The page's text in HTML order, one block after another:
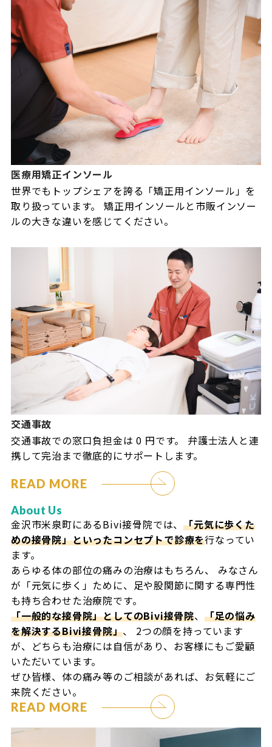
医療用矯正インソール
世界でもトップシェアを誇る「矯正用インソール」を
取り扱っています。 矯正用インソールと市販インソー
ルの大きな違いを感じてください。
交通事故
交通事故での窓口負担金は 0 円です。 弁護士法人と連
携して完治まで徹底的にサポートします。
READ MORE
About Us
金沢市米泉町にあるBivi接骨院では、「元気に歩くた
めの接骨院」といったコンセプトで診療を行なってい
ます。
あらゆる体の部位の痛みの治療はもちろん、
みなさん
が「元気に歩く」ために、足や股関節に関する専門性
も持ち合わせた治療院です。
「一般的な接骨院」としてのBivi接骨院、 「足の悩み
を解決するBivi接骨院」、
2つの顔を持っています
が、どちらも治療には自信があり、お客様にもご愛顧
いただいています。
ぜひ皆様、体の痛み等のご相談があれば、お気軽にご
来院ください。
READ MORE